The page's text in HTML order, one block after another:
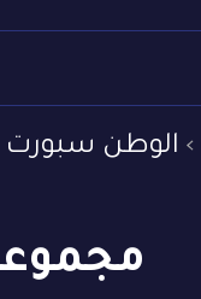
الوطن سبورت